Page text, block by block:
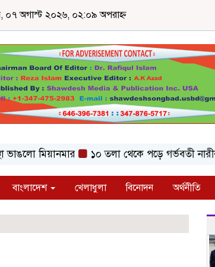
০৭ অগাস্ট ২০২৬, ০২:০৯ অপরাহ্ন
মিয়ানমার ১০ তলা থেকে পড়ে গর্ভবতী নারীর
বাংলাদেশ খেলাধুলা বিনোদন অর্থনীতি